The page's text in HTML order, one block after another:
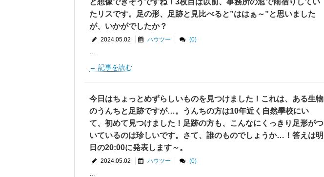
たリスです。足の形、足跡と見比べると”ははぁ～”と思いました
が、いかがでしたか？
2024.05.02 ハウツー (0)
記事を読む
今日はちょっとめずらしいものを見つけました！これは、ある生物
のうんちと足跡ですが…。うんちの方は10年近く自然學校にい
て、初めて見つけました！足跡の方も、こんなにくっきり足形がつ
いているのは珍しいです。さて、誰のものでしょうか…！答えは明
日の20:00に発表します～。
2024.05.02 ハウツー (0)